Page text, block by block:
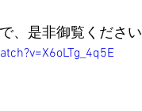
、是非御覧ください